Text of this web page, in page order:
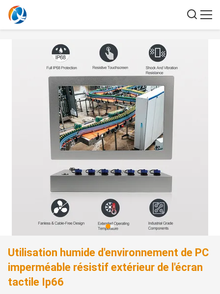
Utilisation humide d'environnement de PC
imperméable résistif extérieur de l'écran
tactile Ip66